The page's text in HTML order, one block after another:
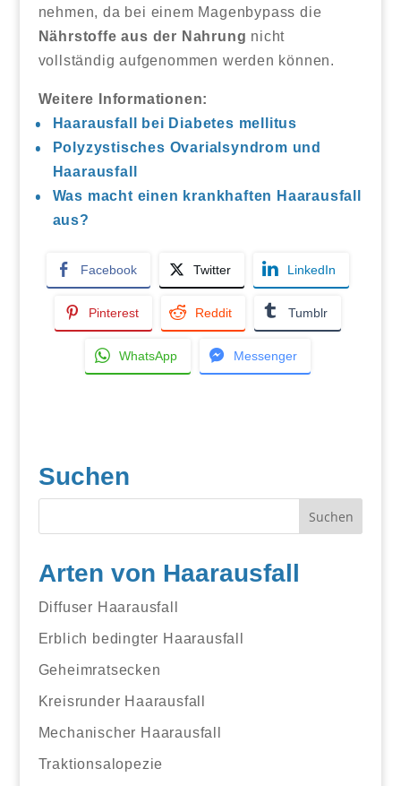
nehmen, da bei einem Magenbypass die
Nährstoffe aus der Nahrung nicht
vollständig aufgenommen werden können.
Weitere Informationen:
Haarausfall bei Diabetes mellitus
Polyzystisches Ovarialsyndrom und
Haarausfall
Was macht einen krankhaften Haarausfall
aus?
Facebook Twitter LinkedIn
Pinterest Reddit Tumblr
WhatsApp Messenger
Suchen
Arten von Haarausfall
Diffuser Haarausfall
Erblich bedingter Haarausfall
Geheimratsecken
Kreisrunder Haarausfall
Mechanischer Haarausfall
Traktionsalopezie